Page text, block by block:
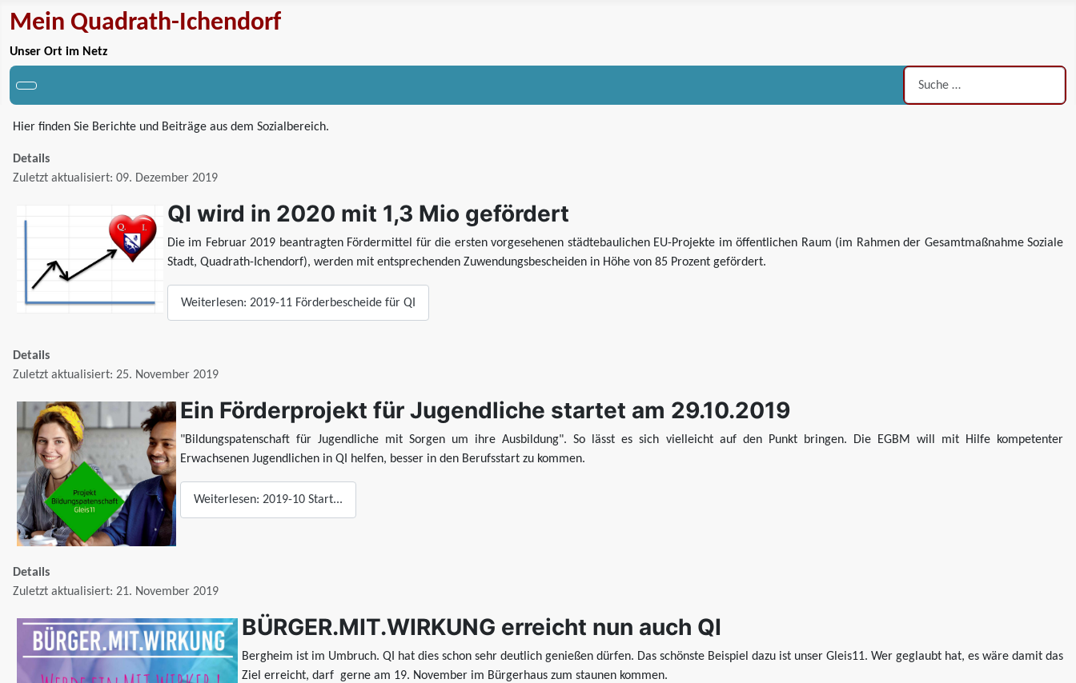
Mein Quadrath-Ichendorf
Unser Ort im Netz
Suchen
Hier finden Sie Berichte und Beiträge aus dem Sozialbereich.
Details
Zuletzt aktualisiert: 09. Dezember 2019
QI wird in 2020 mit 1,3 Mio gefördert
Die im Februar 2019 beantragten Fördermittel für die ersten vorgesehenen städtebaulichen EU-Projekte im öffentlichen Raum (im Rahmen der Gesamtmaßnahme Soziale
Stadt, Quadrath-Ichendorf), werden mit entsprechenden Zuwendungsbescheiden in Höhe von 85 Prozent gefördert.
Weiterlesen: 2019-11 Förderbescheide für QI
Details
Zuletzt aktualisiert: 25. November 2019
Ein Förderprojekt für Jugendliche startet am 29.10.2019
"Bildungspatenschaft für Jugendliche mit Sorgen um ihre Ausbildung". So lässt es sich vielleicht auf den Punkt bringen. Die EGBM will mit Hilfe kompetenter
Erwachsenen Jugendlichen in QI helfen, besser in den Berufsstart zu kommen.
Weiterlesen: 2019-10 Start...
Details
Zuletzt aktualisiert: 21. November 2019
BÜRGER.MIT.WIRKUNG erreicht nun auch QI
Bergheim ist im Umbruch. QI hat dies schon sehr deutlich genießen dürfen. Das schönste Beispiel dazu ist unser Gleis11. Wer geglaubt hat, es wäre damit das
Ziel erreicht, darf gerne am 19. November im Bürgerhaus zum staunen kommen.